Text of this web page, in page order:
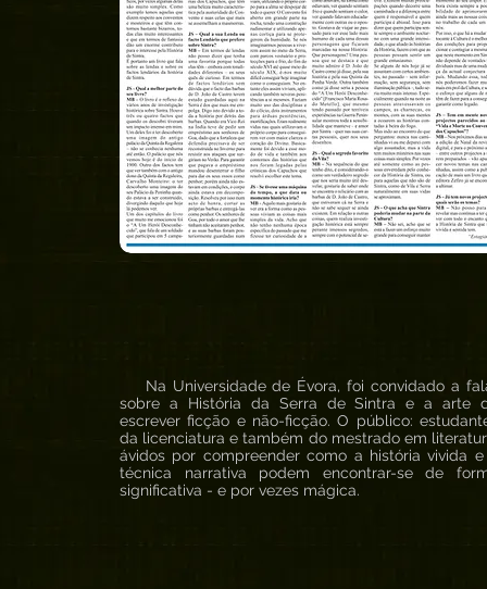
Na Universidade de Évora, foi convidado a
sobre a História da Serra de Sintra e a arte
escrever ficção e não-ficção. O público:
da licenciatura e também do mestrado em
ávidos por compreender como a história vivida
técnica narrativa podem encontrar-se de
significativa - e por vezes mágica.